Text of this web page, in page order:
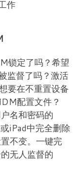
作
锁定了吗？希望
监督了吗？激活
要在不重置设备
配置文件？
名和密码的
iPad中完全删除
不变。一键完
无人监督的